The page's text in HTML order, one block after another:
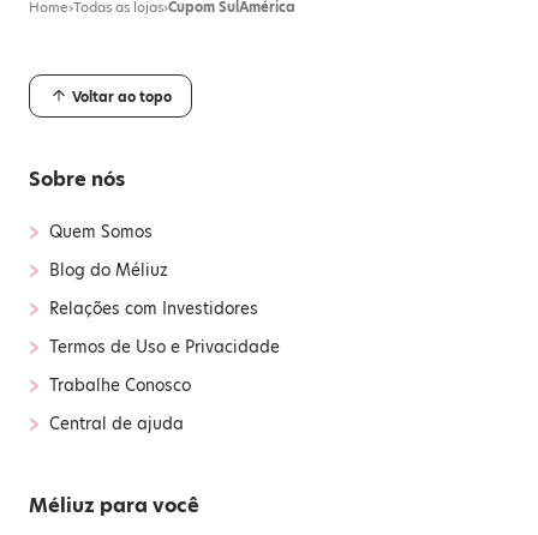
Home›Todas as lojas›Cupom SulAmérica
Voltar ao topo
Sobre nós
› Quem Somos
› Blog do Méliuz
› Relações com Investidores
› Termos de Uso e Privacidade
› Trabalhe Conosco
› Central de ajuda
Méliuz para você